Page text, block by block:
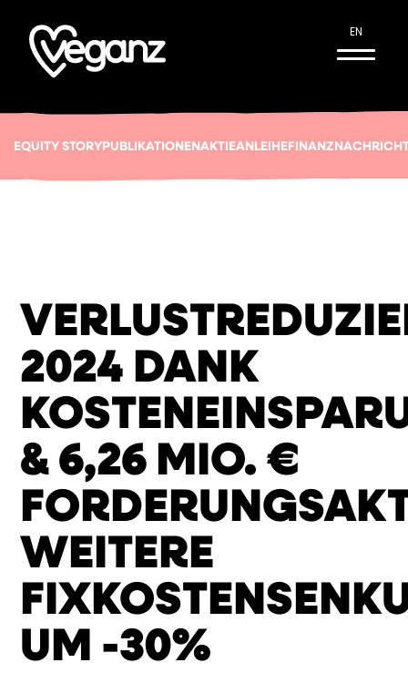
EN
EQUITY STORYPUBLIKATIONENAKTIEANLEIHE
2024 DANK
& 6,26 MIO. €
WEITERE
UM -30%